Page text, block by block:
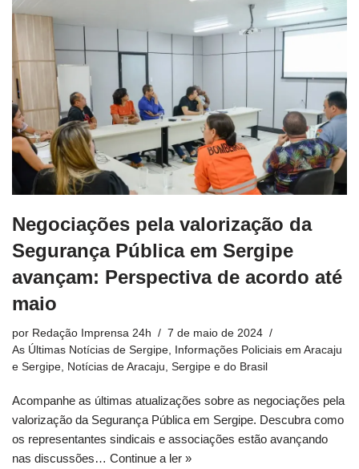
Negociações pela valorização da
Segurança Pública em Sergipe
avançam: Perspectiva de acordo até
maio
por Redação Imprensa 24h
7 de maio de 2024
As Últimas Notícias de Sergipe,
Informações Policiais em Aracaju
e Sergipe, Notícias de Aracaju, Sergipe e do Brasil
Acompanhe as últimas atualizações sobre as negociações pela
valorização da Segurança Pública em Sergipe. Descubra como
os representantes sindicais e associações estão avançando
nas discussões… Continue a ler »